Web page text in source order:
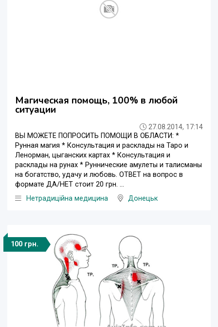
Магическая помощь, 100% в любой
ситуации
27.08.2014, 17:14
ВЫ МОЖЕТЕ ПОПРОСИТЬ ПОМОЩИ В ОБЛАСТИ: *
Рунная магия * Консультация и расклады на Таро и
Ленорман, цыганских картах * Консультация и
расклады на рунах * Руннические амулеты и талисманы
на богатство, удачу и любовь. ОТВЕТ на вопрос в
формате ДА/НЕТ стоит 20 грн. ...
Нетрадиційна медицина
Донецьк
100 грн.